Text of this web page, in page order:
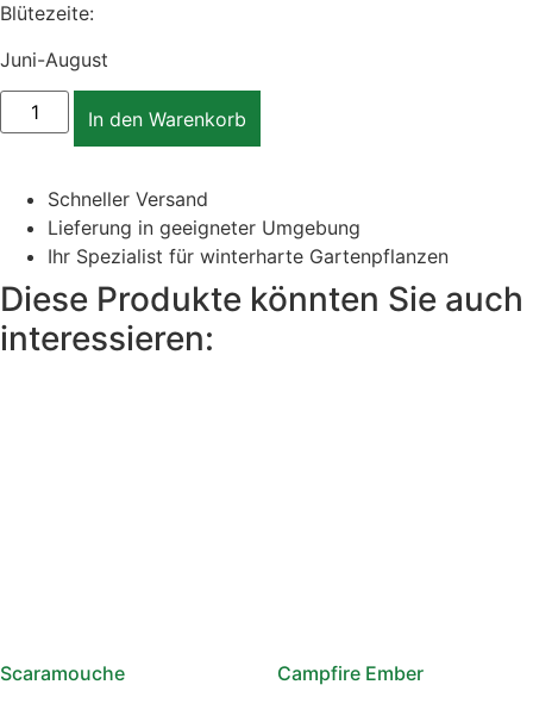
Blütezeite:
Juni-August
Orange
Nassau
Menge
In den Warenkorb
Schneller Versand
Lieferung in geeigneter Umgebung
Ihr Spezialist für winterharte Gartenpflanzen
Diese Produkte könnten Sie auch
interessieren:
Scaramouche Campfire Ember